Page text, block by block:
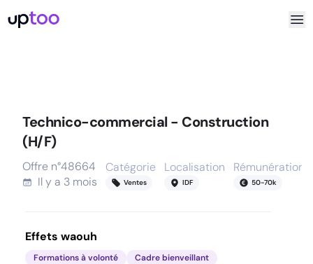
Technico-commercial - Construction
(H/F)
Offre n°48664
Il y a 3 mois
Catégorie
Ventes
Localisation
IDF
Rémunération
50-70k
Effets waouh
Formations à volonté
Cadre bienveillant